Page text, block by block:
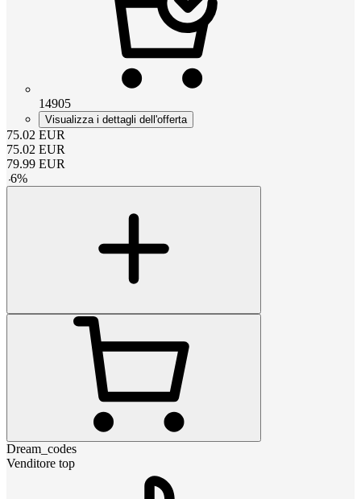
14905
Visualizza i dettagli dell'offerta
75.02 EUR
75.02 EUR
79.99 EUR
-6%
Dream_codes
Venditore top